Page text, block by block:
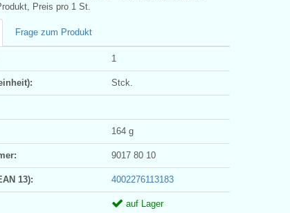
Preis pro 1 St.
Frage zum Produkt
1
Stck.
164 g
9017 80 10
13): 4002276113183
auf Lager